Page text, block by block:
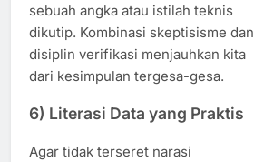
sebuah angka atau istilah teknis
dikutip. Kombinasi skeptisisme dan
disiplin verifikasi menjauhkan kita
dari kesimpulan tergesa-gesa.
6) Literasi Data yang Praktis
Agar tidak terseret narasi